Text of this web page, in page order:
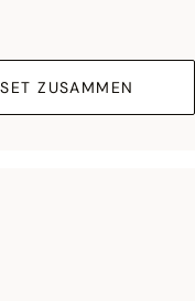
ZUSAMMEN